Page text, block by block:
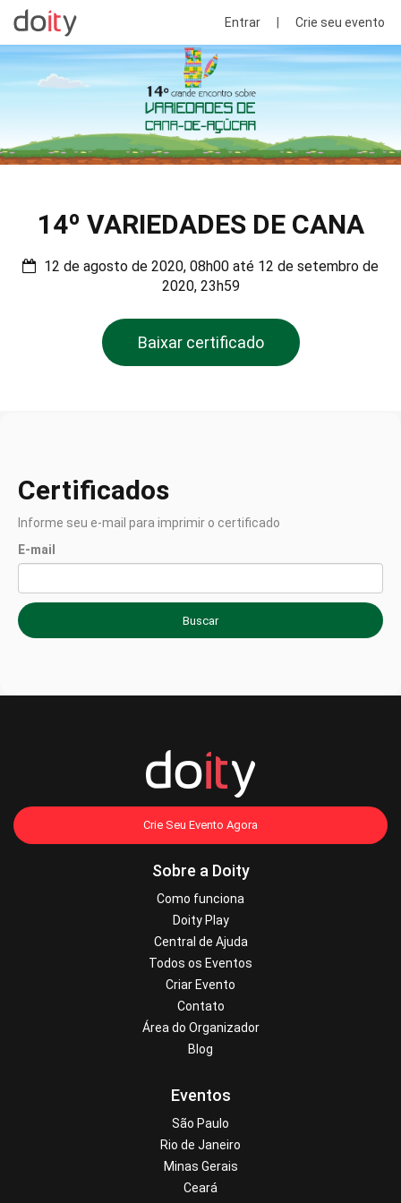
Entrar Crie seu evento
14º VARIEDADES DE CANA
12 de agosto de 2020, 08h00 até 12 de setembro de
2020, 23h59
Baixar certificado
Certificados
Informe seu e-mail para imprimir o certificado
E-mail
Buscar
Crie Seu Evento Agora
Sobre a Doity
Como funciona
Doity Play
Central de Ajuda
Todos os Eventos
Criar Evento
Contato
Área do Organizador
Blog
Eventos
São Paulo
Rio de Janeiro
Minas Gerais
Ceará